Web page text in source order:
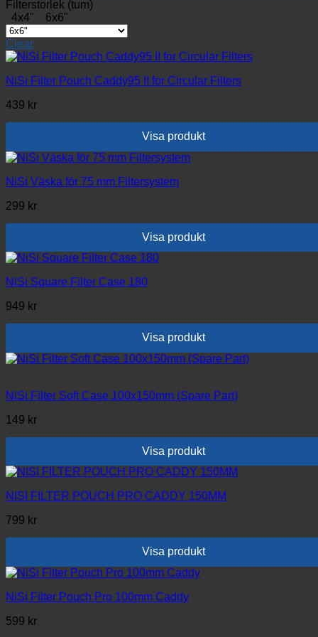
Den
här
produkten
har
flera
De
alternativen
produktsidan
Filterstorlek (tum)
4x4"
6x6"
Clear
NiSi Filter Pouch Caddy95 II for Circular Filters
439 kr
Visa produkt
NiSi Väska för 75 mm Filtersystem
299 kr
Visa produkt
NiSi Square Filter Case 180
949 kr
Visa produkt
NiSi Filter Soft Case 100x150mm (Spare Part)
149 kr
Visa produkt
NISI FILTER POUCH PRO CADDY 150MM
799 kr
Visa produkt
NiSi Filter Pouch Pro 100mm Caddy
599 kr